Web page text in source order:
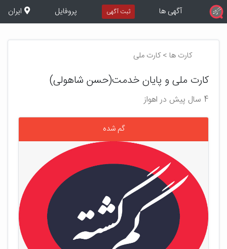
آگهی ها ثبت آگهی پروفایل ایران
کارت ها > کارت ملی
کارت ملی و پایان خدمت(حسن شاهولی)
4 سال پیش در اهواز
گم شده